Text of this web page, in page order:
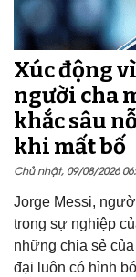
Xúc động
người cha
khắc sâu
khi mất bố
Chủ nhật, 09/08/2026
Jorge Messi,
trong sự nghiệp
những chia sẻ
đại luôn có hình